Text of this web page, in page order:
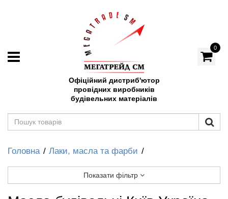
Офіційний дистриб'ютор
провідних виробників
будівельних матеріалів
0
Головна Лаки, масла та фарби
Показати фільтр